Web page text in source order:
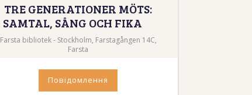
TRE GENERATIONER MÖTS:
SAMTAL, SÅNG OCH FIKA
Farsta bibliotek - Stockholm, Farstagången 14C,
Farsta
Повідомлення